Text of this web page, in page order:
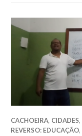
CACHOEIRA, CIDADES,
REVERSO: EDUCAÇÃO,